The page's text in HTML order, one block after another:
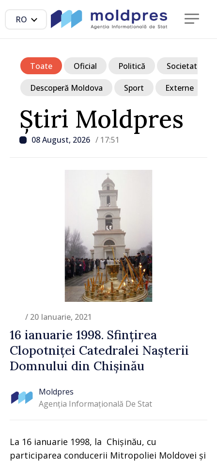
RO
Știri Moldpres
08 August, 2026 / 17:51
Toate Oficial Politică Societate
Descoperă Moldova Sport Externe
/ 20 Ianuarie, 2021
16 ianuarie 1998. Sfințirea
Clopotniței Catedralei Nașterii
Domnului din Chișinău
Moldpres
Agenția Informațională De Stat
La 16 ianuarie 1998, la Chișinău, cu
participarea conducerii Mitropoliei Moldovei și